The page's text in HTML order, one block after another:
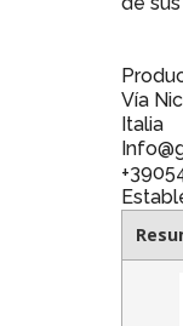
Vía
Italia